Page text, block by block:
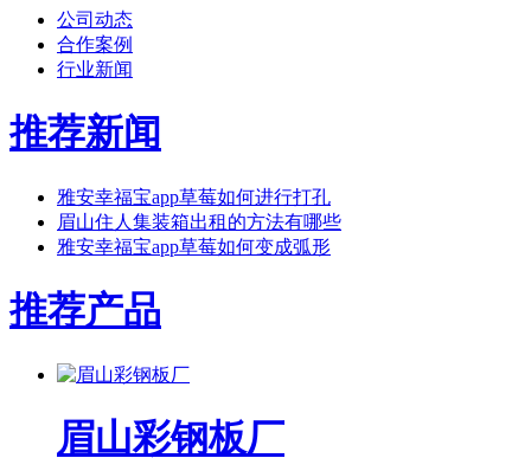
公司动态
合作案例
行业新闻
推荐新闻
雅安幸福宝app草莓如何进行打孔
眉山住人集装箱出租的方法有哪些
雅安幸福宝app草莓如何变成弧形
推荐产品
眉山彩钢板厂